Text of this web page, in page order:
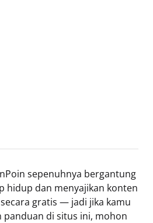
sepenuhnya bergantung
hidup dan menyajikan konten
gratis — jadi jika kamu
di situs ini, mohon